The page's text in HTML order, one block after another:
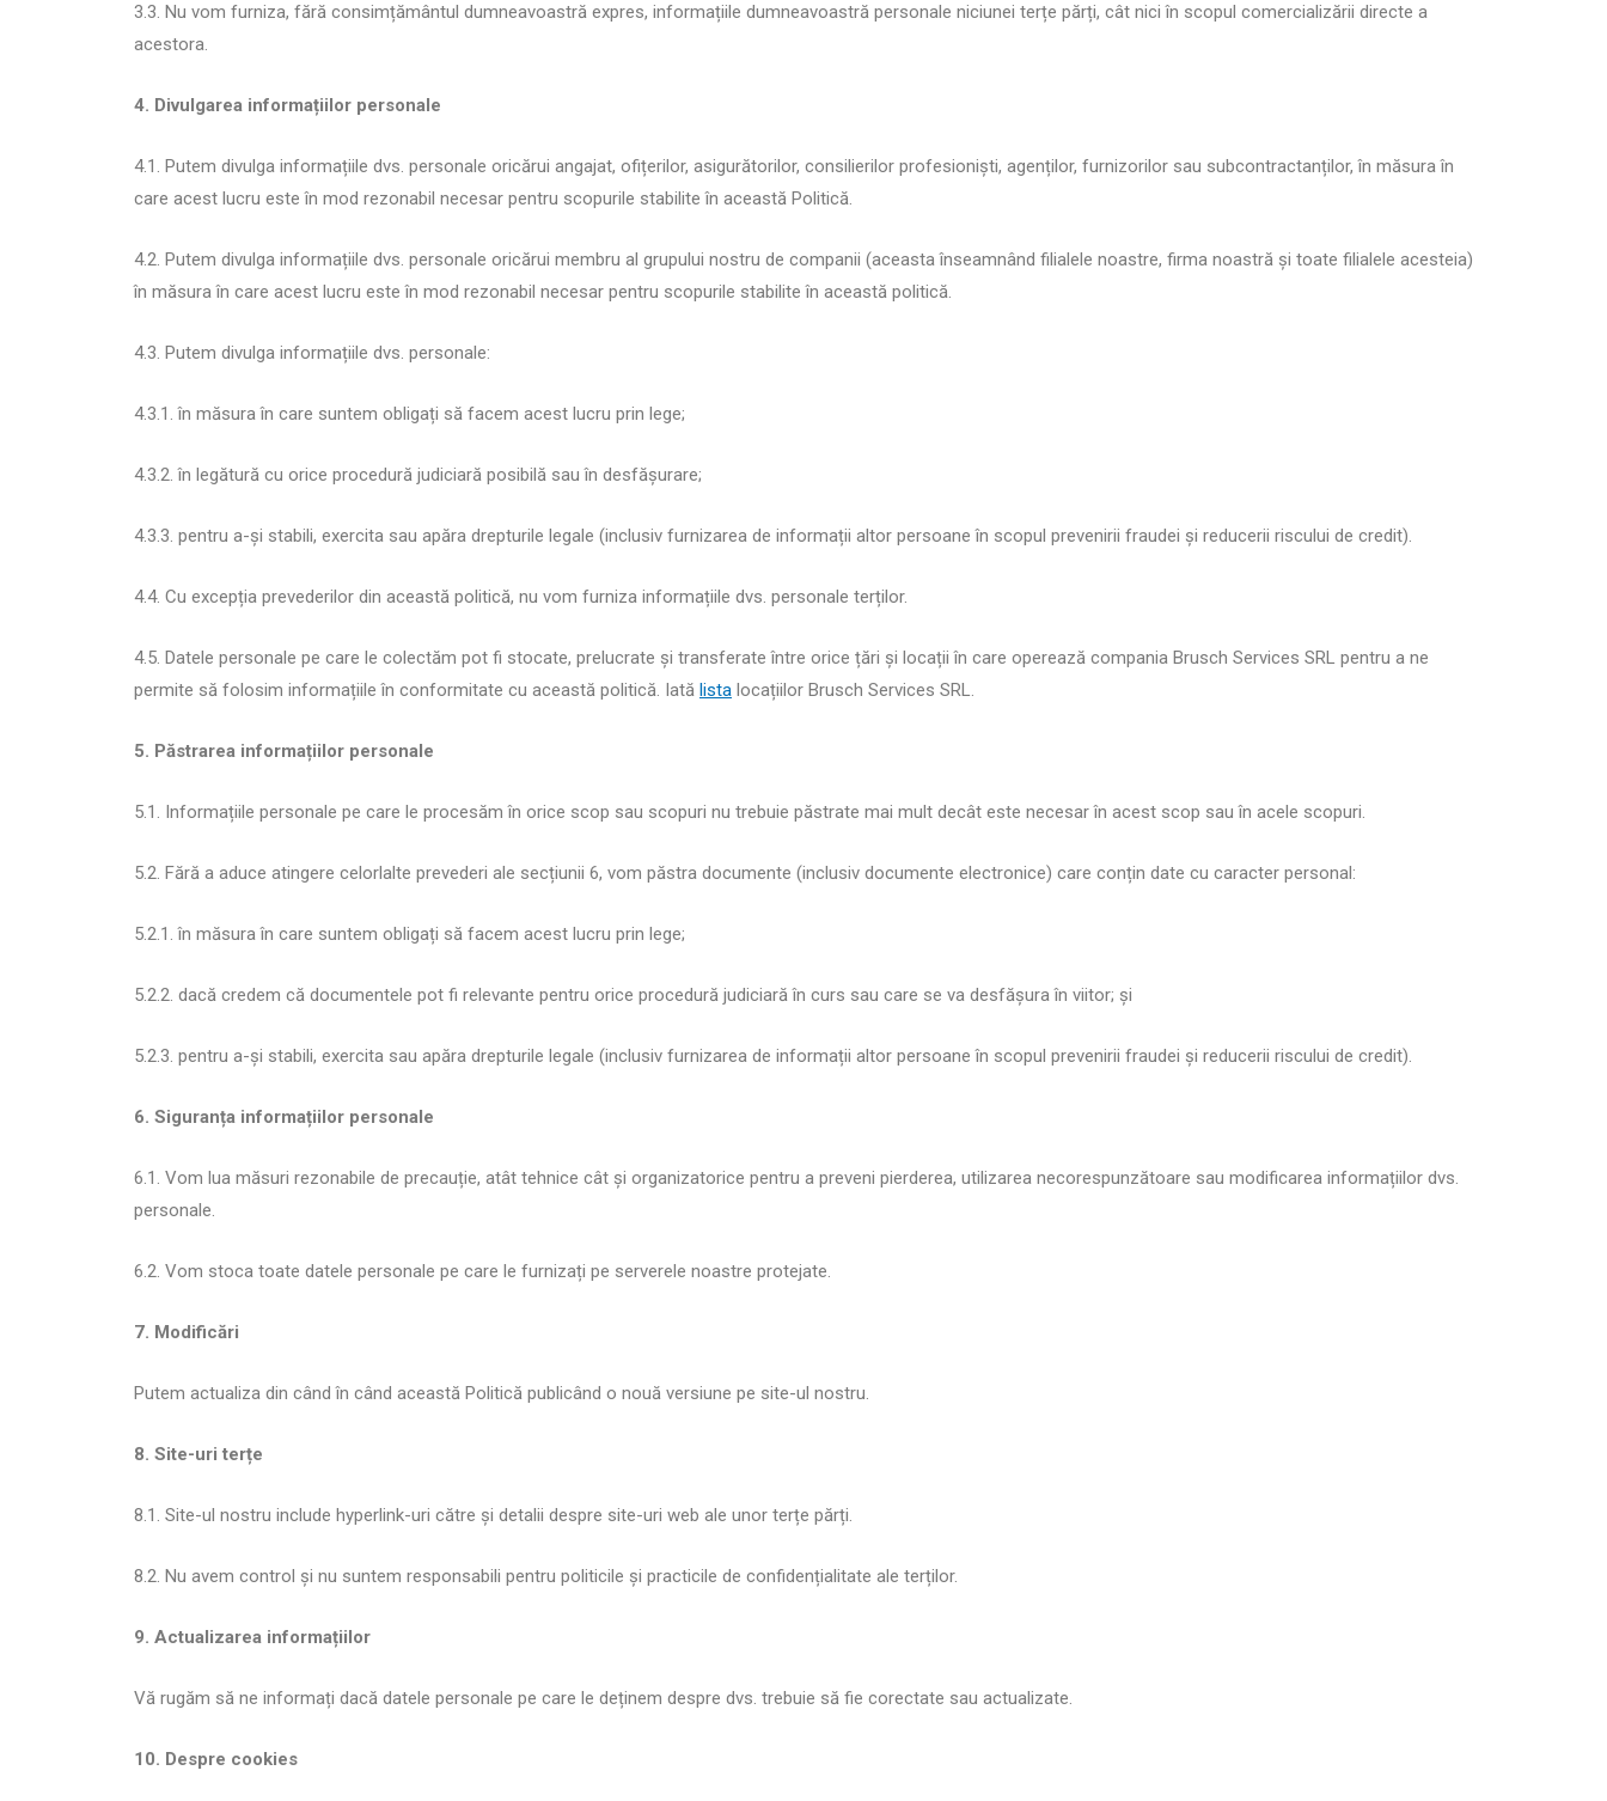
3.3. Nu vom furniza, fără consimțământul dumneavoastră expres, informațiile dumneavoastră personale niciunei terțe părți, cât nici în scopul comercializării directe a
acestora.
4. Divulgarea informațiilor personale
4.1. Putem divulga informațiile dvs. personale oricărui angajat, ofițerilor, asigurătorilor, consilierilor profesioniști, agenților, furnizorilor sau subcontractanților, în măsura în
care acest lucru este în mod rezonabil necesar pentru scopurile stabilite în această Politică.
4.2. Putem divulga informațiile dvs. personale oricărui membru al grupului nostru de companii (aceasta înseamnând filialele noastre, firma noastră și toate filialele acesteia)
în măsura în care acest lucru este în mod rezonabil necesar pentru scopurile stabilite în această politică.
4.3. Putem divulga informațiile dvs. personale:
4.3.1. în măsura în care suntem obligați să facem acest lucru prin lege;
4.3.2. în legătură cu orice procedură judiciară posibilă sau în desfășurare;
4.3.3. pentru a-și stabili, exercita sau apăra drepturile legale (inclusiv furnizarea de informații altor persoane în scopul prevenirii fraudei și reducerii riscului de credit).
4.4. Cu excepția prevederilor din această politică, nu vom furniza informațiile dvs. personale terților.
4.5. Datele personale pe care le colectăm pot fi stocate, prelucrate și transferate între orice țări și locații în care operează compania Brusch Services SRL pentru a ne
permite să folosim informațiile în conformitate cu această politică. Iată lista locațiilor Brusch Services SRL.
5. Păstrarea informațiilor personale
5.1. Informațiile personale pe care le procesăm în orice scop sau scopuri nu trebuie păstrate mai mult decât este necesar în acest scop sau în acele scopuri.
5.2. Fără a aduce atingere celorlalte prevederi ale secțiunii 6, vom păstra documente (inclusiv documente electronice) care conțin date cu caracter personal:
5.2.1. în măsura în care suntem obligați să facem acest lucru prin lege;
5.2.2. dacă credem că documentele pot fi relevante pentru orice procedură judiciară în curs sau care se va desfășura în viitor; și
5.2.3. pentru a-și stabili, exercita sau apăra drepturile legale (inclusiv furnizarea de informații altor persoane în scopul prevenirii fraudei și reducerii riscului de credit).
6. Siguranța informațiilor personale
6.1. Vom lua măsuri rezonabile de precauție, atât tehnice cât și organizatorice pentru a preveni pierderea, utilizarea necorespunzătoare sau modificarea informațiilor dvs.
personale.
6.2. Vom stoca toate datele personale pe care le furnizați pe serverele noastre protejate.
7. Modificări
Putem actualiza din când în când această Politică publicând o nouă versiune pe site-ul nostru.
8. Site-uri terțe
8.1. Site-ul nostru include hyperlink-uri către și detalii despre site-uri web ale unor terțe părți.
8.2. Nu avem control și nu suntem responsabili pentru politicile și practicile de confidențialitate ale terților.
9. Actualizarea informațiilor
Vă rugăm să ne informați dacă datele personale pe care le deținem despre dvs. trebuie să fie corectate sau actualizate.
10. Despre cookies